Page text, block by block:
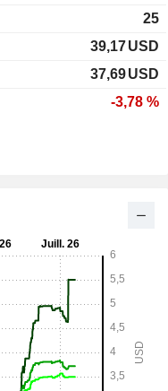
25
39,17USD
37,69USD
-3,78 %